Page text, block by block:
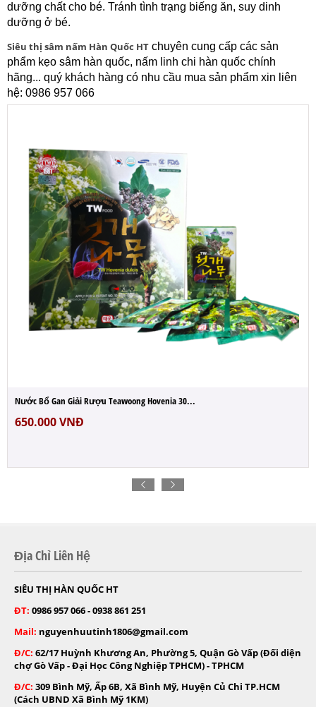
dưỡng chất cho bé. Tránh tình trạng biếng ăn, suy dinh
dưỡng ở bé.
Siêu thị sâm nấm Hàn Quốc HT chuyên cung cấp các sản
phẩm kẹo sâm hàn quốc, nấm linh chi hàn quốc chính
hãng... quý khách hàng có nhu cầu mua sản phẩm xin liên
hệ: 0986 957 066
Nước Bổ Gan Giải Rượu Teawoong Hovenia 30...
650.000VNĐ
Địa Chỉ Liên Hệ
SIÊU THỊ HÀN QUỐC HT
ĐT: 0986 957 066 - 0938 861 251
Mail: nguyenhuutinh1806@gmail.com
Đ/C: 62/17 Huỳnh Khương An, Phường 5, Quận Gò Vấp (Đối diện
chợ Gò Vấp - Đại Học Công Nghiệp TPHCM) - TPHCM
Đ/C: 309 Bình Mỹ, Ấp 6B, Xã Bình Mỹ, Huyện Củ Chi TP.HCM
(Cách UBND Xã Bình Mỹ 1KM)